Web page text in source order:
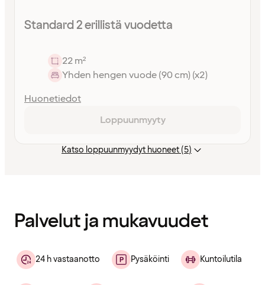
Standard 2 erillistä vuodetta
22 m²
Yhden hengen vuode (90 cm) (x2)
Huonetiedot
Loppuunmyyty
Katso loppuunmyydyt huoneet (5)
Palvelut ja mukavuudet
24 h vastaanotto Pysäköinti Kuntoilutila